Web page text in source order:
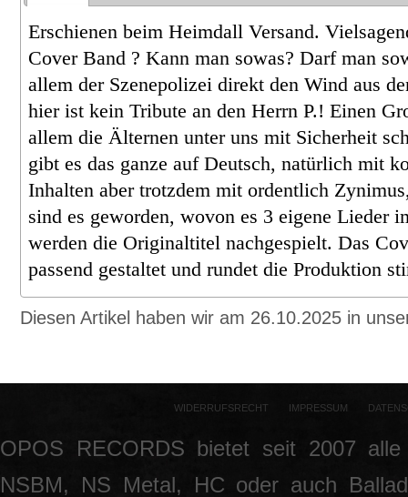
Erschienen beim Heimdall Versand.
Cover Band ? Kann man sowas? Darf man
allem der Szenepolizei direkt den Wind aus
hier ist kein Tribute an den Herrn P.! Einen
allem die Älternen unter uns mit Sicherheit
gibt es das ganze auf Deutsch, natürlich mit
Inhalten aber trotzdem mit ordentlich
sind es geworden, wovon es 3 eigene Lieder
werden die Originaltitel nachgespielt. Das
passend gestaltet und rundet die Produktion
Diesen Artikel haben wir am 26.10.2025 in
WIDERRUFSRECHT IMPRESSUM
OPOS RECORDS bietet seit 2007
NSBM, NS Metal, HC oder auch